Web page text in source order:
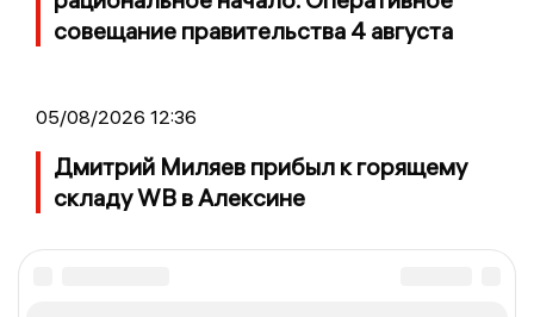
совещание правительства 4 августа
05/08/2026 12:36
Дмитрий Миляев прибыл к горящему
складу WB в Алексине